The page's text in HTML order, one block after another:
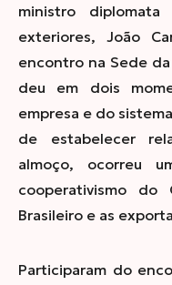
ministro
exteriores, João
encontro na Sede
deu em dois
empresa e do
de estabelecer
almoço, ocorreu
cooperativismo
Brasileiro e as
Participaram do